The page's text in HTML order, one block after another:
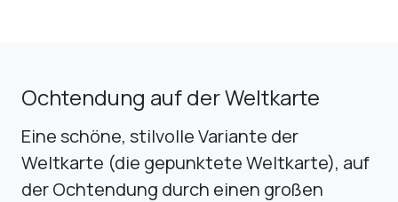
Ochtendung auf der Weltkarte
Eine schöne, stilvolle Variante der
Weltkarte (die gepunktete Weltkarte), auf
der Ochtendung durch einen großen